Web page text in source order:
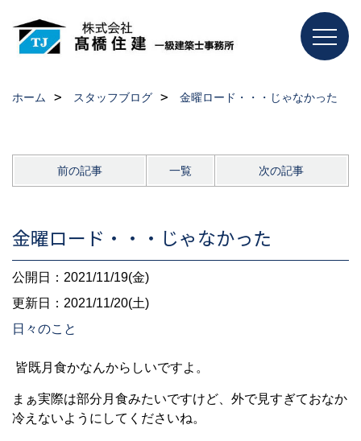
ホーム スタッフブログ 金曜ロード・・・じゃなかった
前の記事 一覧 次の記事
金曜ロード・・・じゃなかった
公開日：2021/11/19(金)
更新日：2021/11/20(土)
日々のこと
皆既月食かなんからしいですよ。
まぁ実際は部分月食みたいですけど、外で見すぎておなか
冷えないようにしてくださいね。